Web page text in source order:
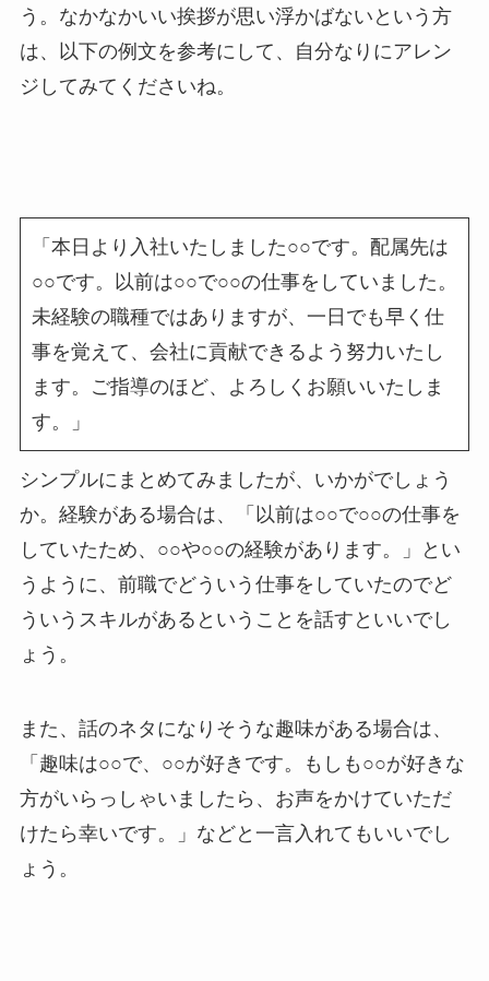
う。なかなかいい挨拶が思い浮かばないという方
は、以下の例文を参考にして、自分なりにアレン
ジしてみてくださいね。
「本日より入社いたしました○○です。配属先は
○○です。以前は○○で○○の仕事をしていました。
未経験の職種ではありますが、一日でも早く仕
事を覚えて、会社に貢献できるよう努力いたし
ます。ご指導のほど、よろしくお願いいたしま
す。」
シンプルにまとめてみましたが、いかがでしょう
か。経験がある場合は、「以前は○○で○○の仕事を
していたため、○○や○○の経験があります。」とい
うように、前職でどういう仕事をしていたのでど
ういうスキルがあるということを話すといいでし
ょう。
また、話のネタになりそうな趣味がある場合は、
「趣味は○○で、○○が好きです。もしも○○が好きな
方がいらっしゃいましたら、お声をかけていただ
けたら幸いです。」などと一言入れてもいいでし
ょう。